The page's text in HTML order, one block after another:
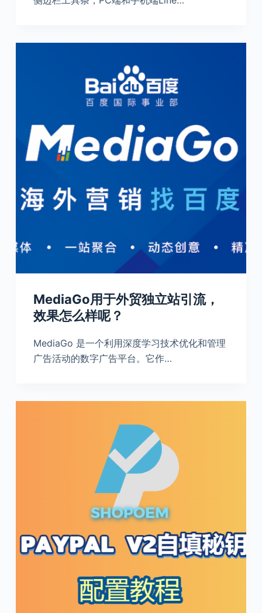
MediaGo用于外贸独立站引流，
效果怎么样呢？
MediaGo 是一个利用深度学习技术优化和管理
广告活动的数字广告平台。它作…